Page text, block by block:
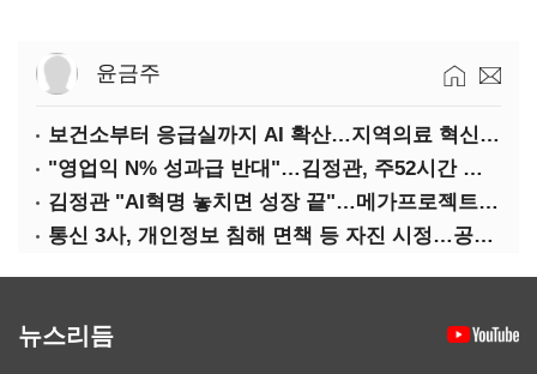
윤금주
보건소부터 응급실까지 AI 확산…지역의료 혁신 본격화
"영업익 N% 성과급 반대"…김정관, 주52시간 손질 예고
김정관 "AI혁명 놓치면 성장 끝"…메가프로젝트·메가특구 속도전
통신 3사, 개인정보 침해 면책 등 자진 시정…공정위 "이용자 권리 강화"
뉴스리듬